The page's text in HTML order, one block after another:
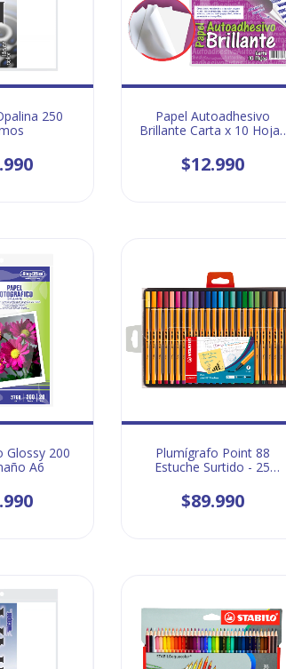
250
Papel Autoadhesivo
Brillante Carta x 10 Hojas
$12.990
Glossy 200
A6
Plumígrafo Point 88
Estuche Surtido - 25
$89.990